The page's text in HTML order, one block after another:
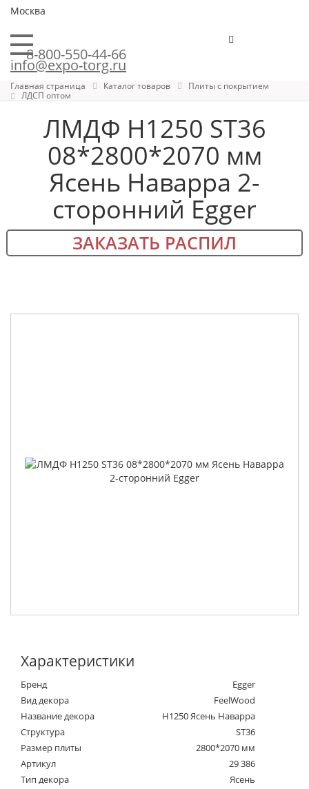
Москва
8-800-550-44-66
info@expo-torg.ru
Главная страница Каталог товаров
Плиты с покрытием
ЛДСП оптом
ЛМДФ H1250 ST36
08*2800*2070 мм
Ясень Наварра 2-
сторонний Egger
ЗАКАЗАТЬ РАСПИЛ
Характеристики
Бренд
Egger
Вид декора
FeelWood
Название декора
H1250 Ясень Наварра
Структура
ST36
Размер плиты
2800*2070 мм
Артикул
29 386
Тип декора
Ясень